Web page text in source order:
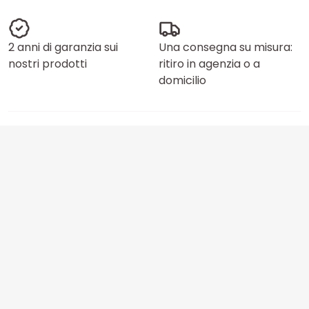
2 anni di garanzia sui
nostri prodotti
Una consegna su misura:
ritiro in agenzia o a
domicilio